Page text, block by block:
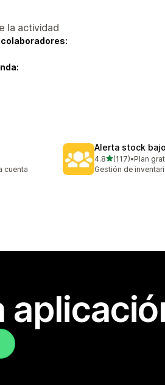
la actividad
cuenta
Alerta stock
4.8de 5 estrellas
(117)
117 reseñas en total
•Plan
Gestión de